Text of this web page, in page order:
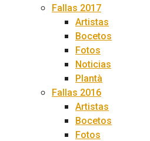
Fallas 2017
Artistas
Bocetos
Fotos
Noticias
Plantà
Fallas 2016
Artistas
Bocetos
Fotos